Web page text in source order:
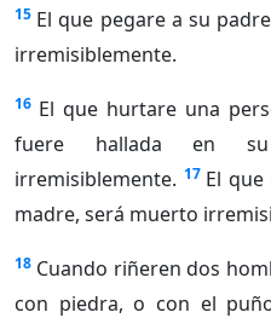
15 El que pegare a su
irremisiblemente.
16 El que hurtare una
fuere hallada en
irremisiblemente. 17 El
madre, será muerto
18 Cuando riñeren dos
con piedra, o con el